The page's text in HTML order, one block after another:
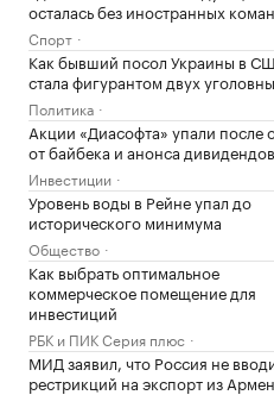
осталась без иностранных
Спорт
Как бывший посол Украины в
стала фигурантом двух
Политика
Акции «Диасофта» упали после
от байбека и анонса дивидендов
Инвестиции
Уровень воды в Рейне упал до
исторического минимума
Общество
Как выбрать оптимальное
коммерческое помещение для
инвестиций
РБК и ПИК Серия плюс
МИД заявил, что Россия не
рестрикций на экспорт из